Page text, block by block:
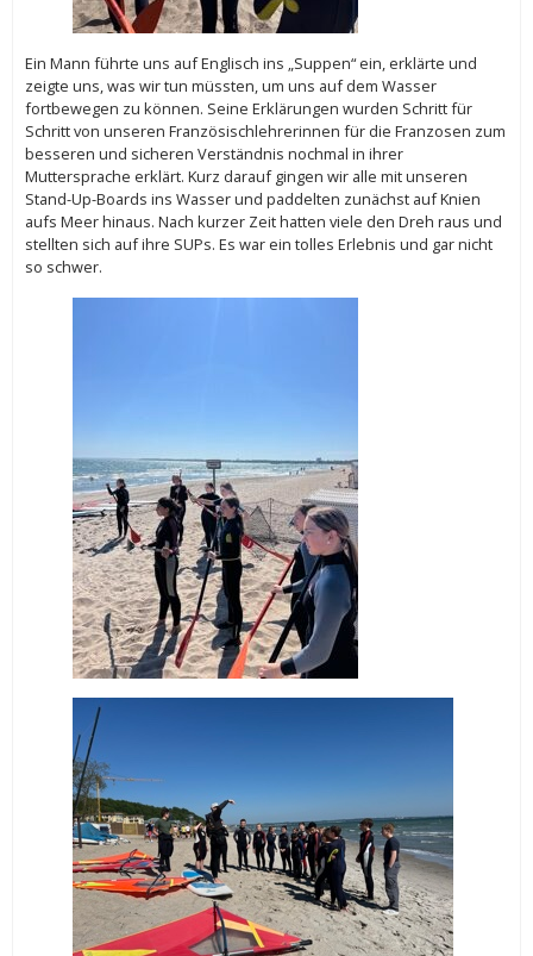
Ein Mann führte uns auf Englisch ins „Suppen“ ein, erklärte und
zeigte uns, was wir tun müssten, um uns auf dem Wasser
fortbewegen zu können. Seine Erklärungen wurden Schritt für
Schritt von unseren Französischlehrerinnen für die Franzosen zum
besseren und sicheren Verständnis nochmal in ihrer
Muttersprache erklärt. Kurz darauf gingen wir alle mit unseren
Stand-Up-Boards ins Wasser und paddelten zunächst auf Knien
aufs Meer hinaus. Nach kurzer Zeit hatten viele den Dreh raus und
stellten sich auf ihre SUPs. Es war ein tolles Erlebnis und gar nicht
so schwer.